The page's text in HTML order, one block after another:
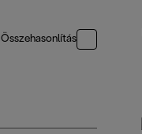
Összehasonlítás